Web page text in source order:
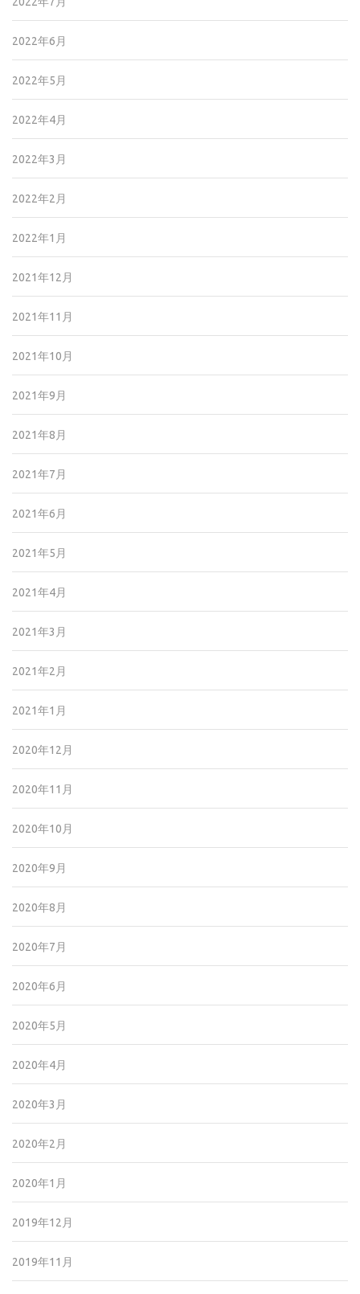
2022年6月
2022年5月
2022年4月
2022年3月
2022年2月
2022年1月
2021年12月
2021年11月
2021年10月
2021年9月
2021年8月
2021年7月
2021年6月
2021年5月
2021年4月
2021年3月
2021年2月
2021年1月
2020年12月
2020年11月
2020年10月
2020年9月
2020年8月
2020年7月
2020年6月
2020年5月
2020年4月
2020年3月
2020年2月
2020年1月
2019年12月
2019年11月